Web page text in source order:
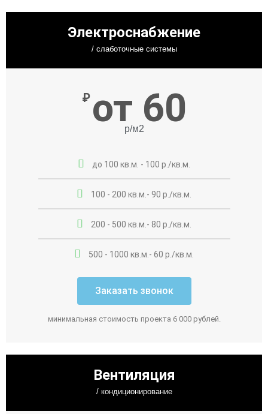
Электроснабжение
/ слаботочные системы
₽ от 60
р/м2
до 100 кв.м. - 100 р./кв.м.
100 - 200 кв.м.- 90 р./кв.м.
200 - 500 кв.м.- 80 р./кв.м.
500 - 1000 кв.м.- 60 р./кв.м.
Заказать звонок
минимальная стоимость проекта 6 000 рублей.
Вентиляция
/ кондиционирование